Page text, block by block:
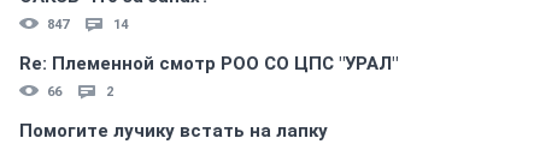
847 14
Re: Племеннoй смoтр РOO CO ЦПС "УРАЛ"
66 2
Помогите лучику встать на лапку